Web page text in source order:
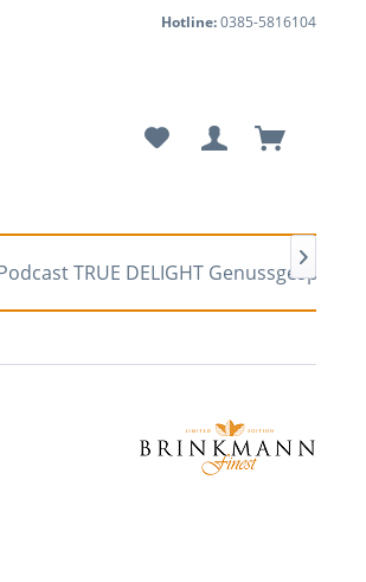
Hotline:0385-5816104
TRUE DELIGHT
